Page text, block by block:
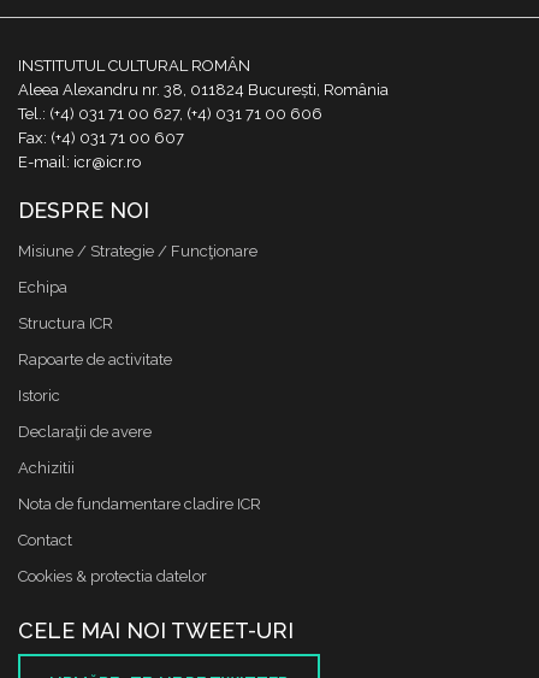
INSTITUTUL CULTURAL ROMÂN
Aleea Alexandru nr. 38, 011824 București, România
Tel.: (+4) 031 71 00 627, (+4) 031 71 00 606
Fax: (+4) 031 71 00 607
E-mail: icr@icr.ro
DESPRE NOI
Misiune / Strategie / Funcţionare
Echipa
Structura ICR
Rapoarte de activitate
Istoric
Declaraţii de avere
Achizitii
Nota de fundamentare cladire ICR
Contact
Cookies & protectia datelor
CELE MAI NOI TWEET-URI